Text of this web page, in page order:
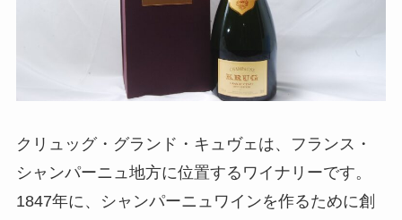
クリュッグ・グランド・キュヴェは、フランス・
シャンパーニュ地方に位置するワイナリーです。
1847年に、シャンパーニュワインを作るために創